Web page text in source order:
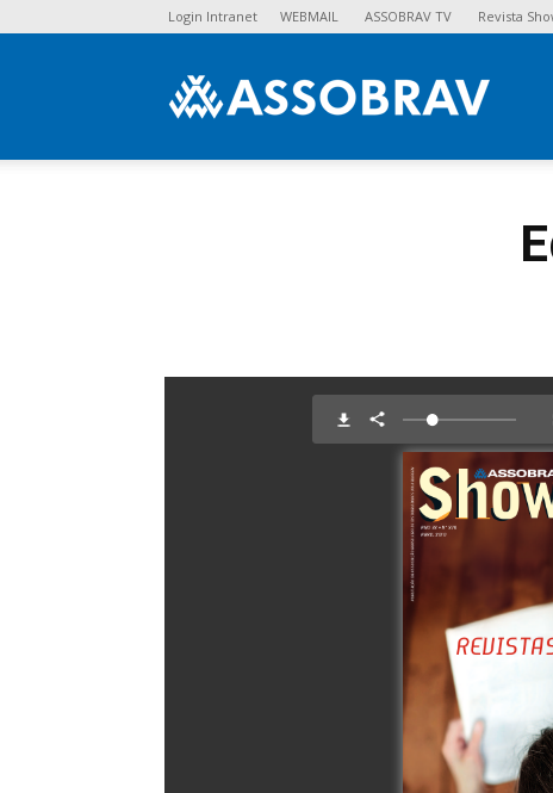
Login Intranet WEBMAIL ASSOBRAV TV Revista